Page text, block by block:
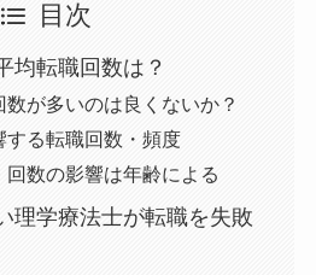
目次
均転職回数は？
数が多いのは良くないか？
する転職回数・頻度
回数の影響は年齢による
理学療法士が転職を失敗